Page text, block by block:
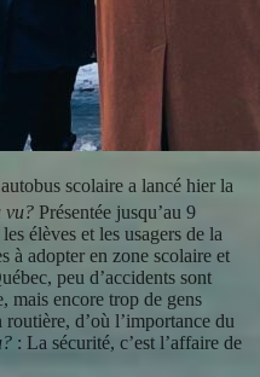
scolaire a lancé hier la
vu? Présentée jusqu’au 9
élèves et les usagers de la
à adopter en zone scolaire et
peu d’accidents sont
mais encore trop de gens
d’où l’importance du
: La sécurité, c’est l’affaire de